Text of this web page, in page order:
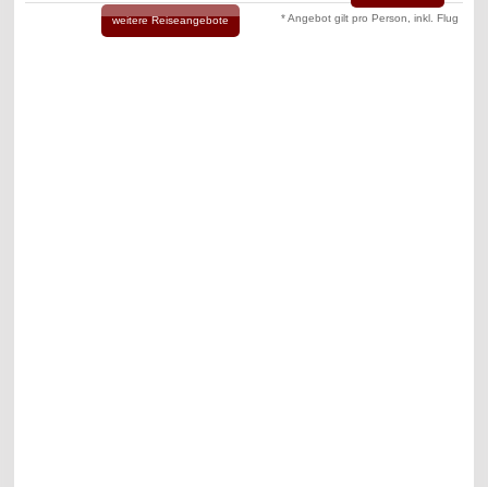
weitere Reiseangebote * Angebot gilt pro Person, inkl. Flug